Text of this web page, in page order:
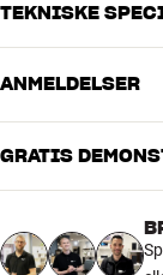
TEKNISKE
DIMENSIONER OG
Farve
Vægt (kg)
Mål
ANMELDELSER
GRATIS